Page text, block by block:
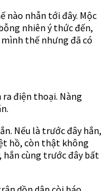
nào nhẫn tới đây. Mộc
nhiên ý thức đến,
thế nhưng đã có
điện thoại. Nàng
Nếu là trước đây hắn,
hồ, còn thật không
cùng trước đây bất